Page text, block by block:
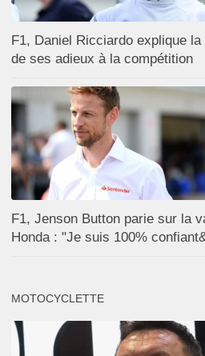
F1, Daniel Ricciardo explique la
de ses adieux à la compétition
F1, Jenson Button parie sur la
Honda : "Je suis 100%
MOTOCYCLETTE